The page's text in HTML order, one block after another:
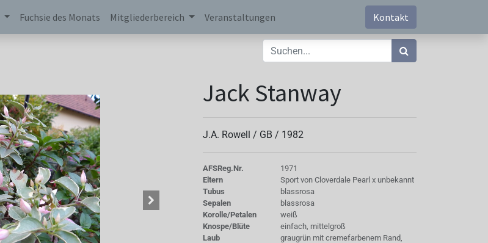
Fuchsie des Monats Mitgliederbereich Veranstaltungen Kontakt
Jack Stanway
J.A. Rowell / GB / 1982
AFSReg.Nr.
1971
Eltern
Sport von Cloverdale Pearl x unbekannt
Tubus
blassrosa
Sepalen
blassrosa
Korolle/Petalen
weiß
Knospe/Blüte
einfach, mittelgroß
Laub
graugrün mit cremefarbenem Rand,